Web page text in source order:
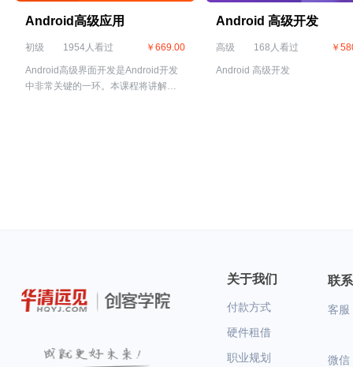
Android高级应用
初级 1954人看过 ￥669.00
Android高级界面开发是Android开发
中非常关键的一环。本课程将讲解自
Android 高级开发
高级 168人看过 ￥
Android 高级开发
关于我们
付款方式
硬件租借
职业规划
联
客服
微信